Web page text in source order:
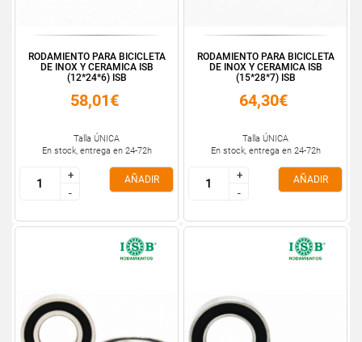
RODAMIENTO PARA BICICLETA
DE INOX Y CERAMICA ISB
(12*24*6) ISB
58,01€
Talla ÚNICA
En stock, entrega en 24-72h
+
-
+
-
AÑADIR
RODAMIENTO PARA BICICLETA
DE INOX Y CERAMICA ISB
(15*28*7) ISB
64,30€
Talla ÚNICA
En stock, entrega en 24-72h
+
-
+
-
AÑADIR